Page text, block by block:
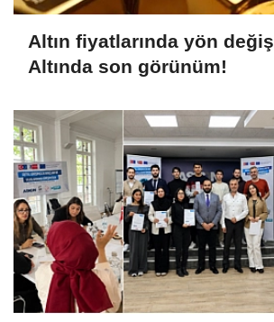
Altın fiyatlarında yön
Altında son görünüm!